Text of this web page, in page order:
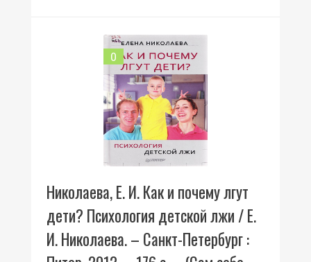
0
Николаева, Е. И. Как и почему лгут
дети? Психология детской лжи / Е.
И. Николаева. – Санкт-Петербург :